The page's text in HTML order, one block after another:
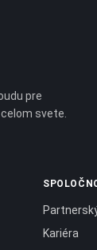
pre
svete.
Kariéra